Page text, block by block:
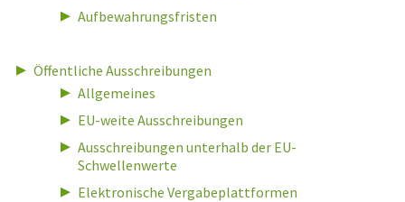
Aufbewahrungsfristen
Öffentliche Ausschreibungen
Allgemeines
EU-weite Ausschreibungen
Ausschreibungen unterhalb der EU-
Schwellenwerte
Elektronische Vergabeplattformen